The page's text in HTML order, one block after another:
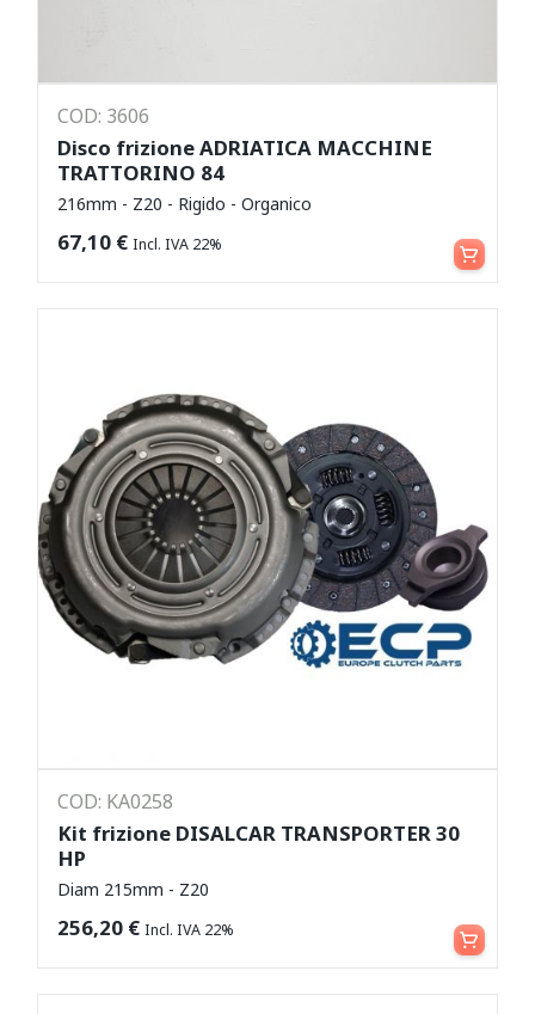
COD: 3606
Disco frizione ADRIATICA MACCHINE
TRATTORINO 84
216mm - Z20 - Rigido - Organico
67,10 € Incl. IVA 22% Aggiungi al carrello
COD: KA0258
Kit frizione DISALCAR TRANSPORTER 30
HP
Diam 215mm - Z20
256,20 € Incl. IVA 22% Aggiungi al carrello